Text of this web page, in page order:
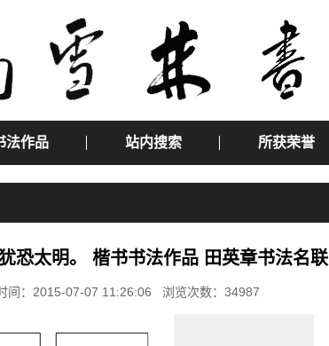
法作品 站内搜索 所获荣誉
恐太明。 楷书书法作品 田英章书法名联
间：2015-07-07 11:26:06 浏览次数：34987